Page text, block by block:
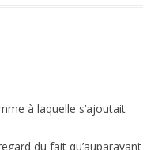
à laquelle s’ajoutait
du fait qu’auparavant